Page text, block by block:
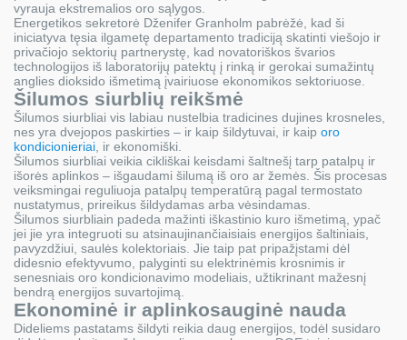
vyrauja ekstremalios oro sąlygos.
Energetikos sekretorė Dženifer Granholm pabrėžė, kad ši
iniciatyva tęsia ilgametę departamento tradiciją skatinti viešojo ir
privačiojo sektorių partnerystę, kad novatoriškos švarios
technologijos iš laboratorijų patektų į rinką ir gerokai sumažintų
anglies dioksido išmetimą įvairiuose ekonomikos sektoriuose.
Šilumos siurblių reikšmė
Šilumos siurbliai vis labiau nustelbia tradicines dujines krosneles,
nes yra dvejopos paskirties – ir kaip šildytuvai, ir kaip oro
kondicionieriai , ir ekonomiški.
Šilumos siurbliai veikia cikliškai keisdami šaltnešį tarp patalpų ir
išorės aplinkos – išgaudami šilumą iš oro ar žemės. Šis procesas
veiksmingai reguliuoja patalpų temperatūrą pagal termostato
nustatymus, prireikus šildydamas arba vėsindamas.
Šilumos siurbliain padeda mažinti iškastinio kuro išmetimą, ypač
jei jie yra integruoti su atsinaujinančiaisiais energijos šaltiniais,
pavyzdžiui, saulės kolektoriais. Jie taip pat pripažįstami dėl
didesnio efektyvumo, palyginti su elektrinėmis krosnimis ir
senesniais oro kondicionavimo modeliais, užtikrinant mažesnį
bendrą energijos suvartojimą.
Ekonominė ir aplinkosauginė nauda
Dideliems pastatams šildyti reikia daug energijos, todėl susidaro